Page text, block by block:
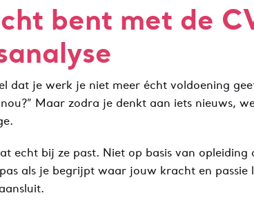
bent met de
dat je werk je niet meer écht voldoening
Maar zodra je denkt aan iets nieuws,
echt bij ze past. Niet op basis van
als je begrijpt waar jouw kracht en passie